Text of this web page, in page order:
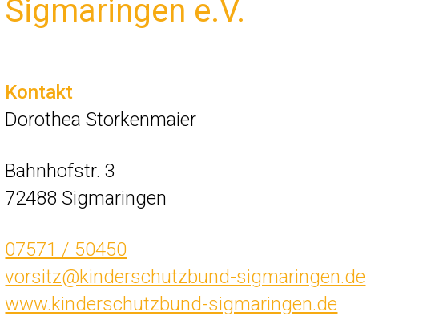
Sigmaringen e.V.
Kontakt
Dorothea Storkenmaier
Bahnhofstr. 3
72488 Sigmaringen
07571 / 50450
vorsitz@kinderschutzbund-sigmaringen.de
www.kinderschutzbund-sigmaringen.de